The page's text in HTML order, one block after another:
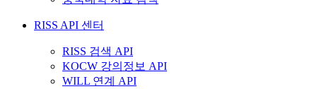
RISS API 센터
RISS 검색 API
KOCW 강의정보 API
WILL 연계 API